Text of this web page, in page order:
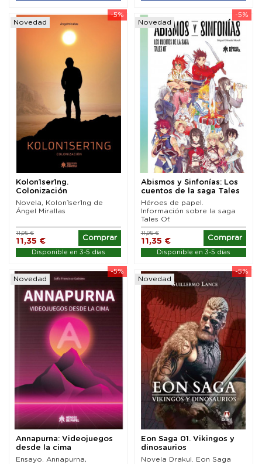
-5%
Novedad
Kolon1ser1ng.
Colonización
Novela, Kolon1ser1ng de
Ángel Mirallas
11,35 €
11,95 €
Comprar
Disponible en 3-5 días
-5%
Novedad
Abismos y Sinfonías: Los
cuentos de la saga Tales
Of
Héroes de papel.
Información sobre la saga
Tales Of.
11,35 €
11,95 €
Comprar
Disponible en 3-5 días
-5%
Novedad
Annapurna: Videojuegos
desde la cima
Ensayo. Annapurna,
-5%
Novedad
Eon Saga 01. Vikingos y
dinosaurios
Novela Drakul. Eon Saga